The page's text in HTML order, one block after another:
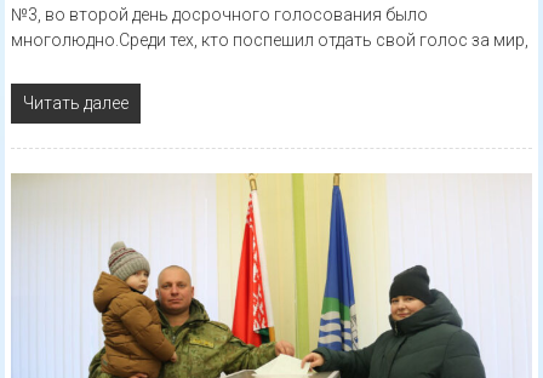
№3, во второй день досрочного голосования было
многолюдно.Среди тех, кто поспешил отдать свой голос за мир,
Читать далее